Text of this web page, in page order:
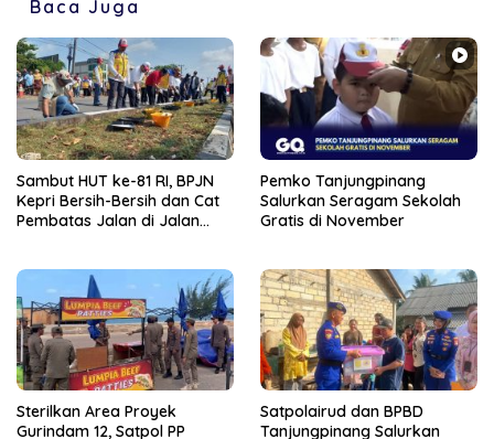
Baca Juga
Sambut HUT ke-81 RI, BPJN
Kepri Bersih-Bersih dan Cat
Pembatas Jalan di Jalan
Pemko Tanjungpinang
Salurkan Seragam Sekolah
Gratis di November
Sterilkan Area Proyek
Gurindam 12, Satpol PP
Satpolairud dan BPBD
Tanjungpinang Salurkan